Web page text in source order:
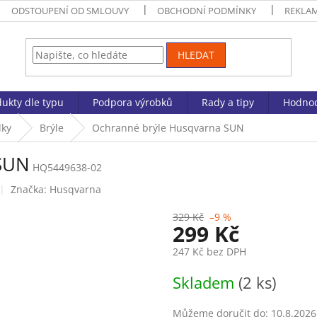
ODSTOUPENÍ OD SMLOUVY OBCHODNÍ PODMÍNKY
HLEDAT
dle typu Podpora výrobků Rady a tipy
Brýle Ochranné brýle Husqvarna SUN
HQ5449638-02
Značka: Husqvarna
329 Kč –9 %
299 Kč
247 Kč bez DPH
cena:
Skladem (2 ks)
Můžeme doručit do: 10.8.2026